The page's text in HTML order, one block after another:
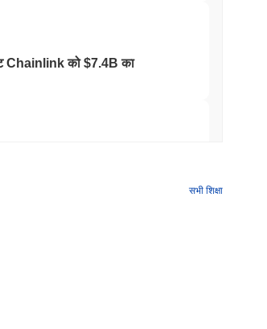
Chainlink को $7.4B का
सभी शिक्षा